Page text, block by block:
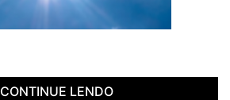
CONTINUE LENDO